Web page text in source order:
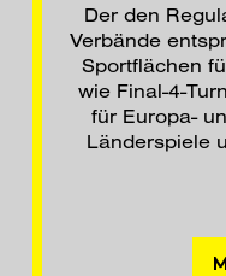
Der den
Verbände
Sportflächen
wie Final-4-
für Europa-
Länderspiele